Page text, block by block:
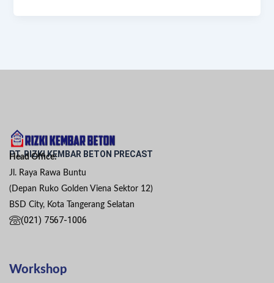
PT. RIZKI KEMBAR BETON PRECAST
Head Office:
Jl. Raya Rawa Buntu
(Depan Ruko Golden Viena Sektor 12)
BSD City, Kota Tangerang Selatan
(021) 7567-1006
Workshop